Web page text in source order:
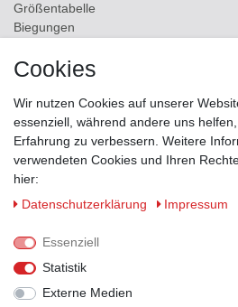
Größentabelle
Biegungen
Kontakt
ZAHLUNGSMÖGLICHKEITEN
Cookies
Wir nutzen Cookies auf unserer
essenziell, während andere uns
Erfahrung zu verbessern. Weitere
verwendeten Cookies und Ihren
hier:
Daten­schutz­erklärung
Impressum
Essenziell
Statistik
Externe Medien